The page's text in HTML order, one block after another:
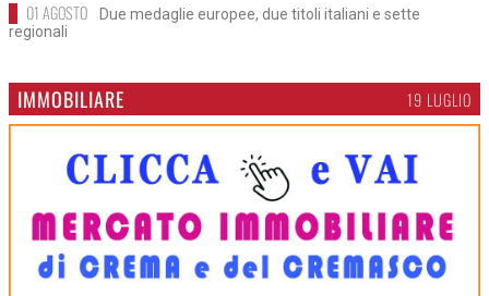
01 AGOSTO
Due medaglie europee, due titoli italiani e sette
regionali
IMMOBILIARE 19 LUGLIO